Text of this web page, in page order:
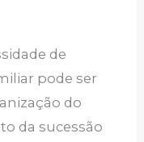
de
pode ser
do
da sucessão